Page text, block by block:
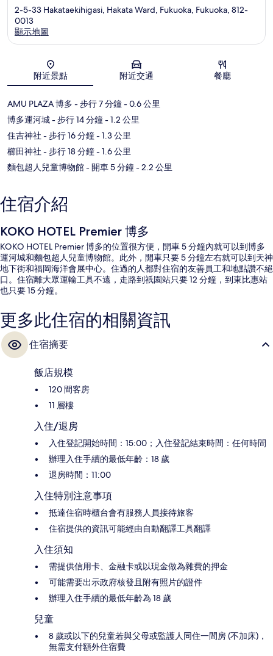
2-5-33 Hakataekihigasi, Hakata Ward, Fukuoka, Fukuoka, 812-
0013
顯示地圖
附近景點 附近交通 餐廳
AMU PLAZA 博多 - 步行 7 分鐘- 0.6 公里
博多運河城- 步行 14 分鐘- 1.2 公里
住吉神社 - 步行 16 分鐘- 1.3 公里
櫛田神社 - 步行 18 分鐘- 1.6 公里
麵包超人兒童博物館- 開車 5 分鐘- 2.2 公里
住宿介紹
KOKO HOTEL Premier 博多
KOKO HOTEL Premier 博多的位置很方便，開車 5 分鐘內就可以到博多
運河城和麵包超人兒童博物館。此外，開車只要 5 分鐘左右就可以到天神
地下街和福岡海洋會展中心。住過的人都對住宿的友善員工和地點讚不絕
口。住宿離大眾運輸工具不遠，走路到祇園站只要 12 分鐘，到東比惠站
也只要 15 分鐘。
更多此住宿的相關資訊
住宿摘要
飯店規模
120 間客房
11 層樓
入住/退房
入住登記開始時間：15:00；入住登記結束時間：任何時間
辦理入住手續的最低年齡：18 歲
退房時間：11:00
入住特別注意事項
抵達住宿時櫃台會有服務人員接待旅客
住宿提供的資訊可能經由自動翻譯工具翻譯
入住須知
需提供信用卡、金融卡或以現金做為雜費的押金
可能需要出示政府核發且附有照片的證件
辦理入住手續的最低年齡為 18 歲
兒童
8 歲或以下的兒童若與父母或監護人同住一間房 (不加床)，
無需支付額外住宿費